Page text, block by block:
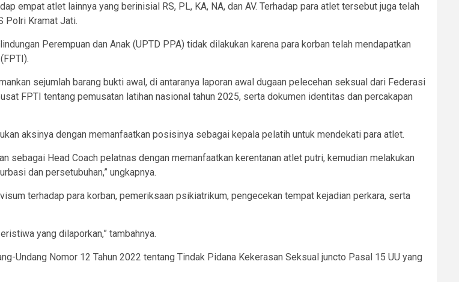
empat atlet lainnya yang berinisial RS, PL, KA, NA, dan AV. Terhadap para atlet tersebut juga telah
Polri Kramat Jati.
Perempuan dan Anak (UPTD PPA) tidak dilakukan karena para korban telah mendapatkan
sejumlah barang bukti awal, di antaranya laporan awal dugaan pelecehan seksual dari Federasi
FPTI tentang pemusatan latihan nasional tahun 2025, serta dokumen identitas dan percakapan
aksinya dengan memanfaatkan posisinya sebagai kepala pelatih untuk mendekati para atlet.
sebagai Head Coach pelatnas dengan memanfaatkan kerentanan atlet putri, kemudian melakukan
dan persetubuhan,” ungkapnya.
terhadap para korban, pemeriksaan psikiatrikum, pengecekan tempat kejadian perkara, serta
yang dilaporkan,” tambahnya.
Undang Nomor 12 Tahun 2022 tentang Tindak Pidana Kekerasan Seksual juncto Pasal 15 UU yang